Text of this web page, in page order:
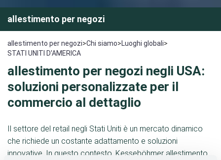
allestimento per negozi
allestimento per negozi>Chi siamo>Luoghi globali>
STATI UNITI D'AMERICA
allestimento per negozi negli USA:
soluzioni personalizzate per il
commercio al dettaglio
Il settore del retail negli Stati Uniti è un mercato dinamico
che richiede un costante adattamento e soluzioni
innovative. In questo contesto, Kesseböhmer allestimento